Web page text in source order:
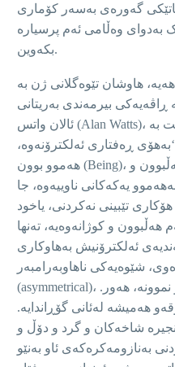
گەورەی بەسەر کۆماری
بەدوای وەڵامی ئەم پرسیارە
بکەوین.
هاوشان تێوەگلانی ژن بە
بیرمەندی بەریتانی
ئالان واتس (Alan Watts)، دەبەستین. ئەم بیرمەندە پشتبەست بە
ڕەفتاری ئەلکترۆنەوە،
هەموو بوون (Being)، لە لەرەدایە. بوون لە هەڵبوون و
یەکەکانی ناوییەوە، جا
تێبینی نەکردنی، یاخود
هەڵبوون و کوژانەوەیە، تەنها
ئەلکترۆنیش بەهاوکاری
شێوەیەکی ناهاوبەرامبەر
(asymmetrical)، دەدات بە یەکەکانی بوون. بۆ نموونە، هەور.
هەمیشە لەئانی گۆڕاندایە.
شاخەکان و گرد و دۆڵ و
بەنازومەکرەکەی ئاو بەنێو